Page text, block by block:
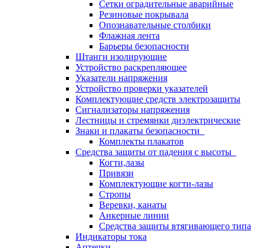
Сетки оградительные аварийные
Резиновые покрывала
Опознавательные столбики
Флажная лента
Барьеры безопасности
Штанги изолирующие
Устройство раскрепляющее
Указатели напряжения
Устройство проверки указателей
Комплектующие средств электрозащиты
Сигнализаторы напряжения
Лестницы и стремянки диэлектрические
Знаки и плакаты безопасности
Комплекты плакатов
Средства защиты от падения с высоты
Когти,лазы
Привязи
Комплектующие когти-лазы
Стропы
Веревки, канаты
Анкерные линии
Средства защиты втягивающего типа
Индикаторы тока